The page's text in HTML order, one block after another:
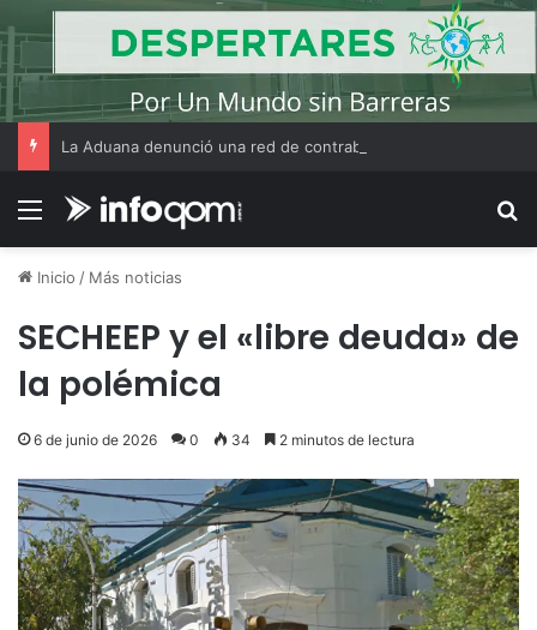
Menú
Inicio / Más noticias
SECHEEP y el «libre deuda» de
la polémica
6 de junio de 2026 0 34 2 minutos de lectura